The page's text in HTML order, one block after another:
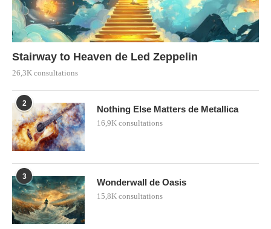
Stairway to Heaven de Led Zeppelin
26,3K consultations
2
Nothing Else Matters de Metallica
16,9K consultations
3
Wonderwall de Oasis
15,8K consultations